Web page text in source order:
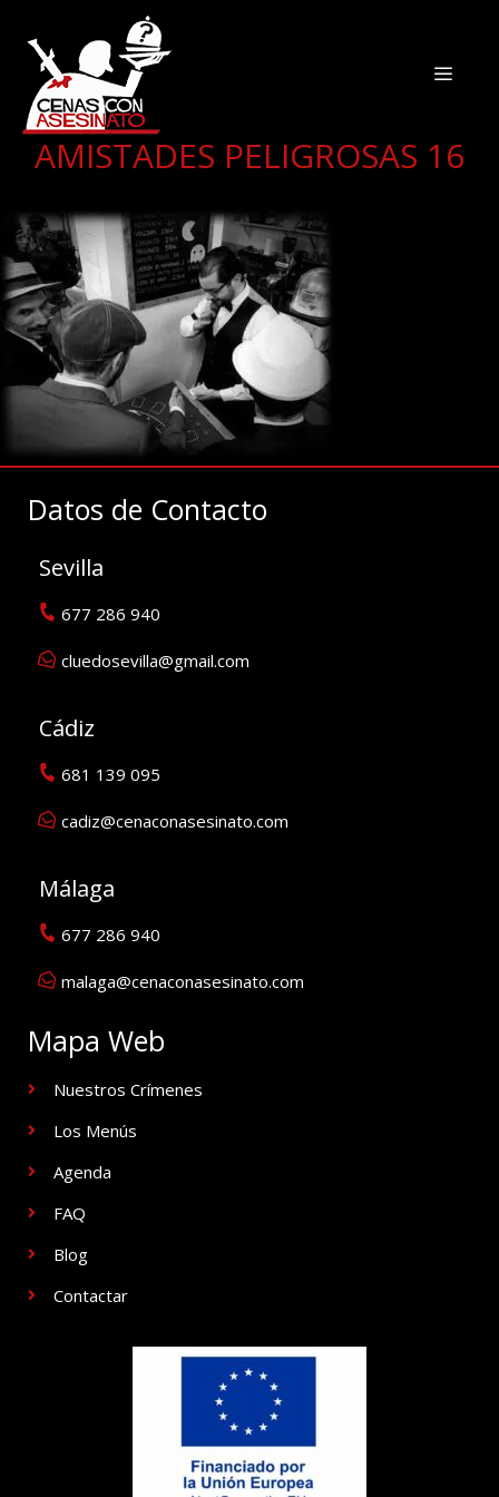
AMISTADES PELIGROSAS 16
Datos de Contacto
Sevilla
677 286 940
cluedosevilla@gmail.com
Cádiz
681 139 095
cadiz@cenaconasesinato.com
Málaga
677 286 940
malaga@cenaconasesinato.com
Mapa Web
Nuestros Crímenes
Los Menús
Agenda
FAQ
Blog
Contactar